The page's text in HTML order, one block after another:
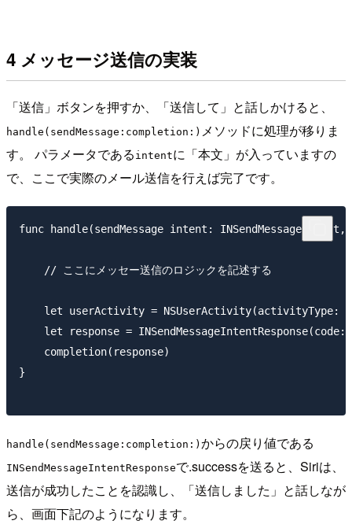
4 メッセージ送信の実装
「送信」ボタンを押すか、「送信して」と話しかけると、
handle(sendMessage:completion:) メソッドに処理が移りま
す。 パラメータである intentに「本文」が入っていますの
で、ここで実際のメール送信を行えば完了です。
func handle(sendMessage intent:
    // ここにメッセー送信のロジックを記述する
let userActivity = NSUserActivity(activityType:
let response =
    completion(response)
}
handle(sendMessage:completion:) からの戻り値である
INSendMessageIntentResponseで.successを送ると、Siriは、
送信が成功したことを認識し、「送信しました」と話しなが
ら、画面下記のようになります。